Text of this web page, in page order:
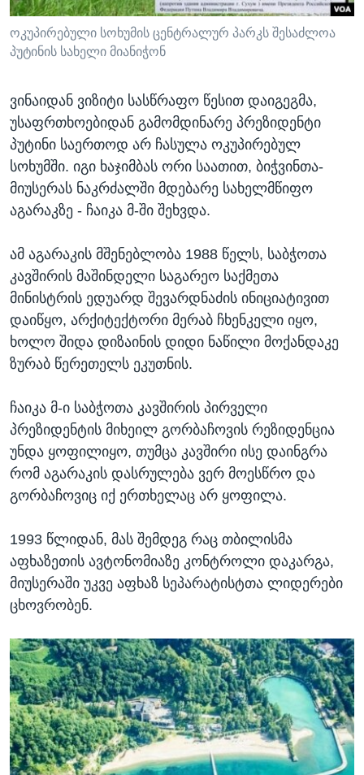
ოკუპირებული სოხუმის ცენტრალურ პარკს შესაძლოა
პუტინის სახელი მიანიჭონ
ვინაიდან ვიზიტი სასწრაფო წესით დაიგეგმა,
უსაფრთხოებიდან გამომდინარე პრეზიდენტი
პუტინი საერთოდ არ ჩასულა ოკუპირებულ
სოხუმში. იგი ხაჯიმბას ორი საათით, ბიჭვინთა-
მიუსერას ნაკრძალში მდებარე სახელმწიფო
აგარაკზე - ჩაიკა მ-ში შეხვდა.
ამ აგარაკის მშენებლობა 1988 წელს, საბჭოთა
კავშირის მაშინდელი საგარეო საქმეთა
მინისტრის ედუარდ შევარდნაძის ინიციატივით
დაიწყო, არქიტექტორი მერაბ ჩხენკელი იყო,
ხოლო შიდა დიზაინის დიდი ნაწილი მოქანდაკე
ზურაბ წერეთელს ეკუთნის.
ჩაიკა მ-ი საბჭოთა კავშირის პირველი
პრეზიდენტის მიხეილ გორბაჩოვის რეზიდენცია
უნდა ყოფილიყო, თუმცა კავშირი ისე დაინგრა
რომ აგარაკის დასრულება ვერ მოესწრო და
გორბაჩოვიც იქ ერთხელაც არ ყოფილა.
1993 წლიდან, მას შემდეგ რაც თბილისმა
აფხაზეთის ავტონომიაზე კონტროლი დაკარგა,
მიუსერაში უკვე აფხაზ სეპარატისტთა ლიდერები
ცხოვრობენ.